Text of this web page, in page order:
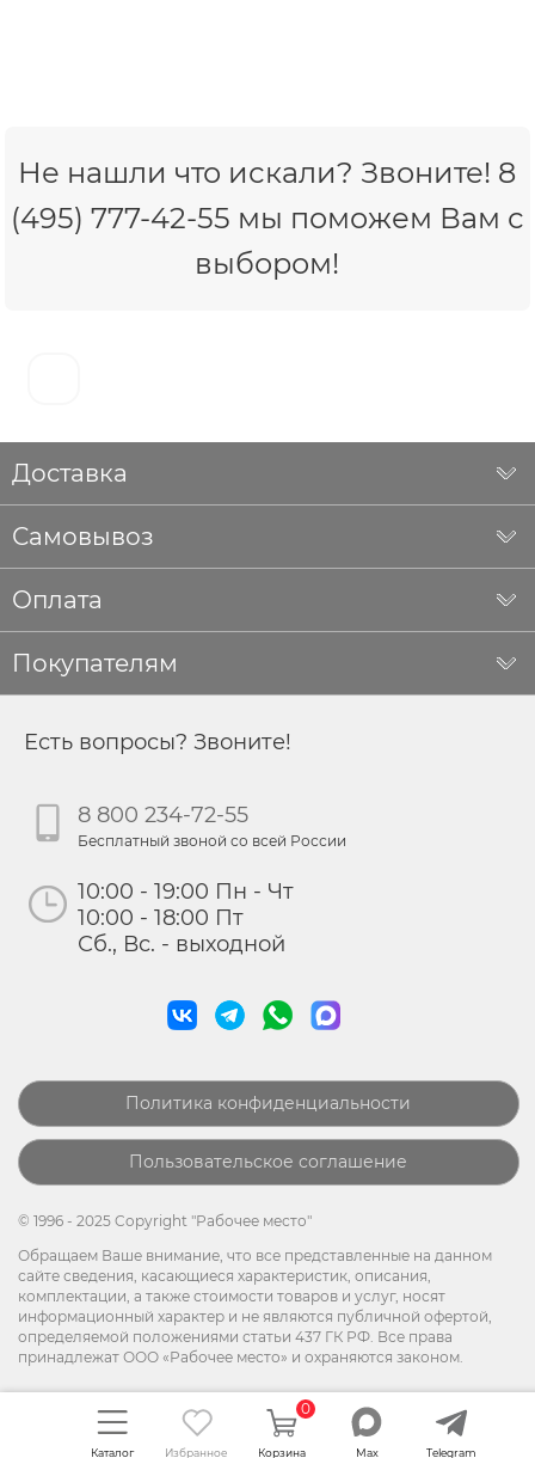
Не нашли что искали? Звоните! 8
(495) 777-42-55 мы поможем Вам с
выбором!
Доставка
Самовывоз
Оплата
Покупателям
Есть вопросы? Звоните!
8 800 234-72-55
Бесплатный звоной со всей России
10:00 - 19:00 Пн - Чт
10:00 - 18:00 Пт
Сб., Вс. - выходной
Политика конфиденциальности
Пользовательское соглашение
© 1996 - 2025 Copyright "Рабочее место"
Обращаем Ваше внимание, что все представленные на данном
сайте сведения, касающиеся характеристик, описания,
комплектации, а также стоимости товаров и услуг, носят
информационный характер и не являются публичной офертой,
определяемой положениями статьи 437 ГК РФ. Все права
принадлежат ООО «Рабочее место» и охраняются законом.
Каталог Избранное
0
Корзина Max Telegram